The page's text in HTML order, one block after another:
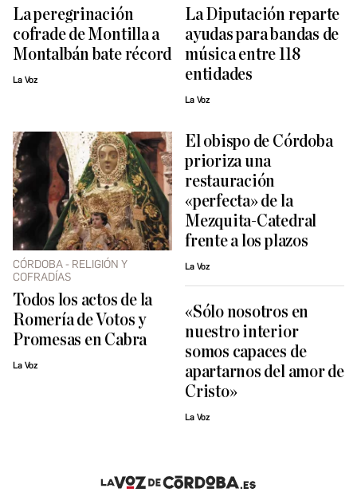
La peregrinación
cofrade de Montilla a
Montalbán bate récord
La Voz
La Diputación reparte
ayudas para bandas de
música entre 118
entidades
La Voz
CÓRDOBA - RELIGIÓN Y
COFRADÍAS
Todos los actos de la
Romería de Votos y
Promesas en Cabra
La Voz
El obispo de Córdoba
prioriza una
restauración
«perfecta» de la
Mezquita-Catedral
frente a los plazos
La Voz
«Sólo nosotros en
nuestro interior
somos capaces de
apartarnos del amor de
Cristo»
La Voz